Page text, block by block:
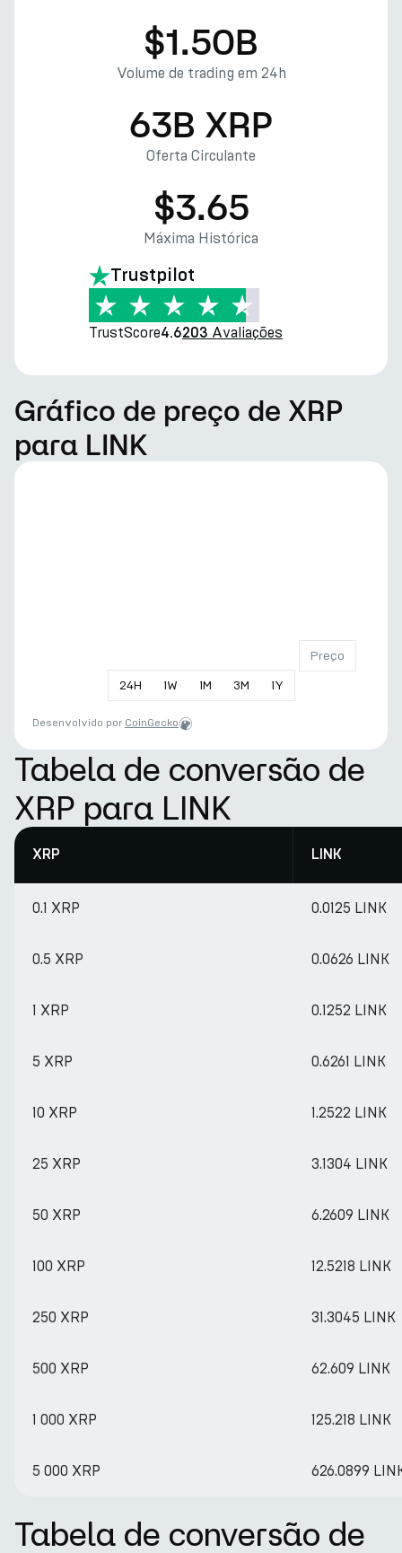
$1.50B
Volume de trading em 24h
63B XRP
Oferta Circulante
$3.65
Máxima Histórica
Trustpilot
TrustScore4.6203 Avaliações
Gráfico de preço de XRP
para LINK
24H 1W 1M 3M 1Y
Preço
Desenvolvido por CoinGecko
Tabela de conversão de
XRP para LINK
XRP LINK
0.1 XRP 0.0125 LINK
0.5 XRP 0.0626 LINK
1 XRP 0.1252 LINK
5 XRP 0.6261 LINK
10 XRP 1.2522 LINK
25 XRP 3.1304 LINK
50 XRP 6.2609 LINK
100 XRP 12.5218 LINK
250 XRP 31.3045 LINK
500 XRP 62.609 LINK
1 000 XRP 125.218 LINK
5 000 XRP 626.0899
Tabela de conversão de